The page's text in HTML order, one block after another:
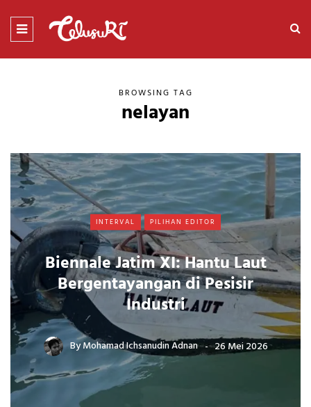
BROWSING TAG
nelayan
INTERVAL PILIHAN EDITOR
Biennale Jatim XI: Hantu Laut
Bergentayangan di Pesisir
Industri
ByMohamad Ichsanudin Adnan 26 Mei 2026